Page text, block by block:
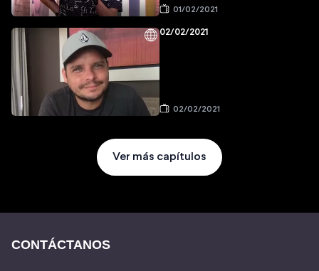
01/02/2021
02/02/2021
02/02/2021
Ver más capítulos
CONTÁCTANOS